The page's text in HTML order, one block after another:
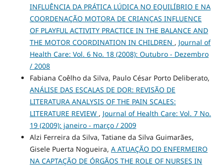
INFLUÊNCIA DA PRÁTICA LÚDICA NO EQUILÍBRIO E NA
COORDENAÇÃO MOTORA DE CRIANÇAS INFLUENCE
OF PLAYFUL ACTIVITY PRACTICE IN THE BALANCE AND
THE MOTOR COORDINATION IN CHILDREN , Journal of
Health Care: Vol. 6 No. 18 (2008): Outubro - Dezembro
/ 2008
Fabiana Coêlho da Silva, Paulo César Porto Deliberato,
ANÁLISE DAS ESCALAS DE DOR: REVISÃO DE
LITERATURA ANALYSIS OF THE PAIN SCALES:
LITERATURE REVIEW , Journal of Health Care: Vol. 7 No.
19 (2009): janeiro - março / 2009
Alzi Ferreira da Silva, Tatiane da Silva Guimarães,
Gisele Puerta Nogueira, A ATUAÇÃO DO ENFERMEIRO
NA CAPTAÇÃO DE ÓRGÃOS THE ROLE OF NURSES IN